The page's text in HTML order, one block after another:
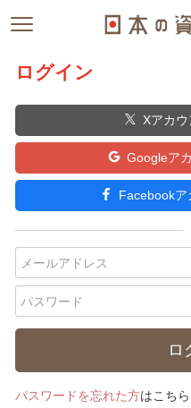
ログイン
Xアカ
Googleア
Facebookア
パスワードを忘れた方はこちら